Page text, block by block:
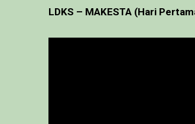
LDKS – MAKESTA (Hari